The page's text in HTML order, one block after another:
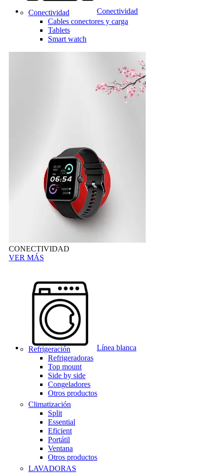
Conectividad
Conectividad
Cables conectores y carga
Tablets
Smart watch
CONECTIVIDAD
VER MÁS
Línea blanca
Refrigeración
Refrigeradoras
Top mount
Side by side
Congeladores
Otros productos
Climatización
Split
Essential
Eficient
Portátil
Ventana
Otros productos
LAVADORAS